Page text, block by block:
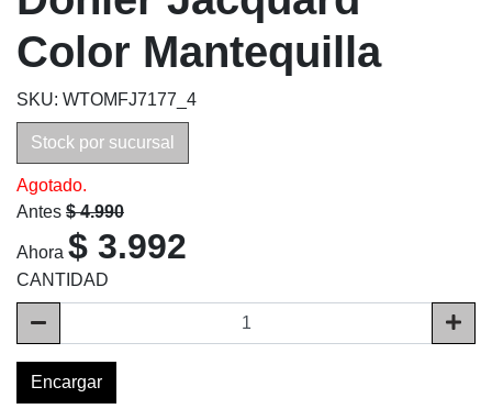
Color Mantequilla
SKU: WTOMFJ7177_4
Stock por sucursal
Agotado.
Antes $ 4.990
Ahora $ 3.992
CANTIDAD
Encargar